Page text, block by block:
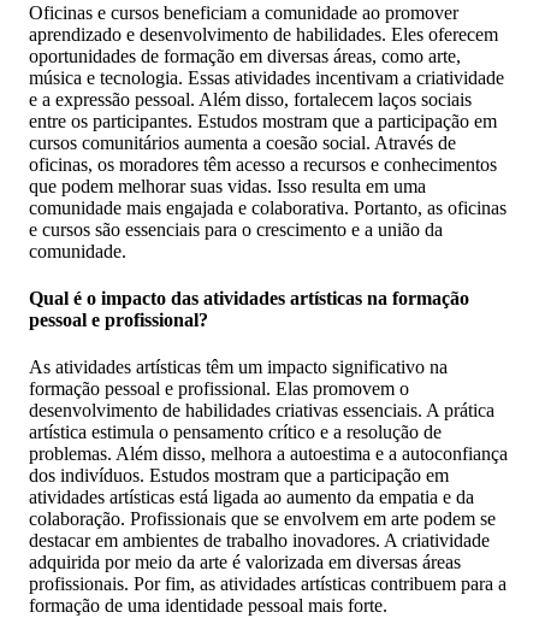
Oficinas e cursos beneficiam a comunidade ao promover
aprendizado e desenvolvimento de habilidades. Eles oferecem
oportunidades de formação em diversas áreas, como arte,
música e tecnologia. Essas atividades incentivam a criatividade
e a expressão pessoal. Além disso, fortalecem laços sociais
entre os participantes. Estudos mostram que a participação em
cursos comunitários aumenta a coesão social. Através de
oficinas, os moradores têm acesso a recursos e conhecimentos
que podem melhorar suas vidas. Isso resulta em uma
comunidade mais engajada e colaborativa. Portanto, as oficinas
e cursos são essenciais para o crescimento e a união da
comunidade.
Qual é o impacto das atividades artísticas na formação
pessoal e profissional?
As atividades artísticas têm um impacto significativo na
formação pessoal e profissional. Elas promovem o
desenvolvimento de habilidades criativas essenciais. A prática
artística estimula o pensamento crítico e a resolução de
problemas. Além disso, melhora a autoestima e a autoconfiança
dos indivíduos. Estudos mostram que a participação em
atividades artísticas está ligada ao aumento da empatia e da
colaboração. Profissionais que se envolvem em arte podem se
destacar em ambientes de trabalho inovadores. A criatividade
adquirida por meio da arte é valorizada em diversas áreas
profissionais. Por fim, as atividades artísticas contribuem para a
formação de uma identidade pessoal mais forte.